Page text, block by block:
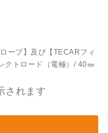
ーブ】及び【TECARフィ
クトロード（電極）/ 40㎜
されます